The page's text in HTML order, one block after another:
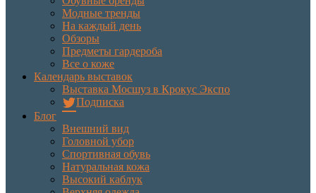
Модные тренды
На каждый день
Обзоры
Предметы гардероба
Все о коже
Календарь выставок
Выставка Мосшуз в Крокус Экспо
Подписка
Блог
Внешний вид
Головной убор
Спортивная обувь
Натуральная кожа
Высокий каблук